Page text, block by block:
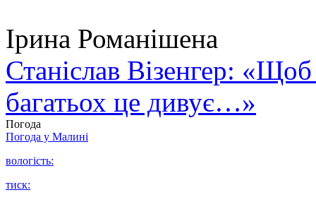
Ірина Романішена
Станіслав Візенгер:
багатьох це дивує…»
Погода
Погода у Малині
вологість:
тиск: